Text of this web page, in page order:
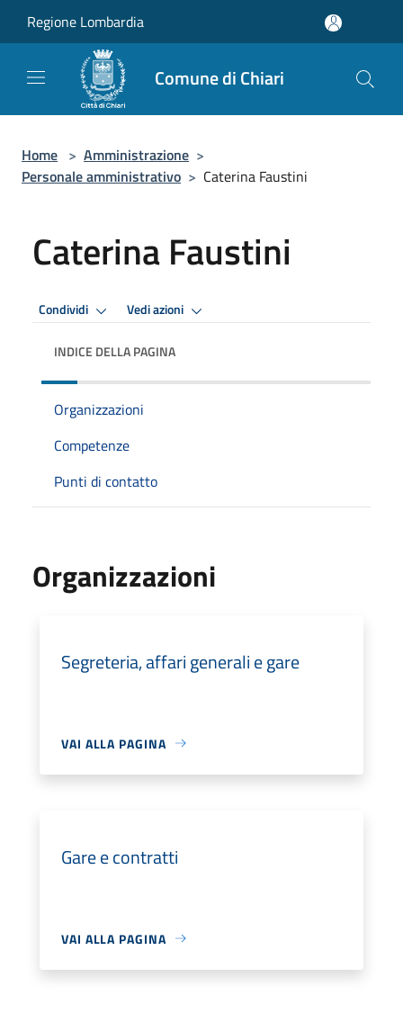
Regione Lombardia
Comune di Chiari
Home > Amministrazione >
Personale amministrativo > Caterina Faustini
Caterina Faustini
Condividi Vedi azioni
INDICE DELLA PAGINA
Organizzazioni
Competenze
Punti di contatto
Organizzazioni
Segreteria, affari generali e gare
VAI ALLA PAGINA
Gare e contratti
VAI ALLA PAGINA